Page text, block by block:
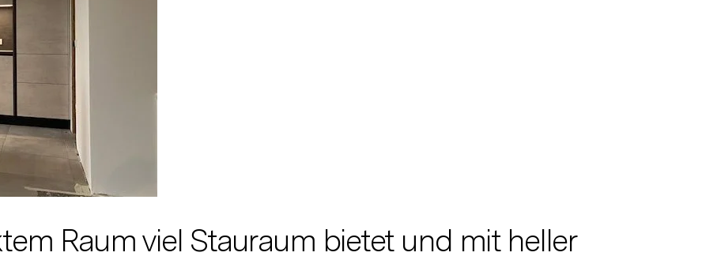
Raum viel Stauraum bietet und mit heller